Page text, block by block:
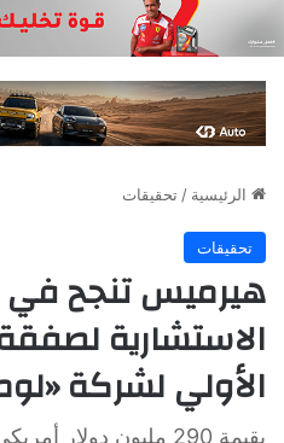
الرئيسية / تحقيقات
تحقيقات
هيرميس تنجح في
الاستشارية
الأولي لشركة
بقيمة 290 مليون دولار أمريكي في سوق المال السعودي